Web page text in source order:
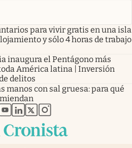
para vivir gratis en una isla
y sólo 4 horas de trabajo
inaugura el Pentágono más
América latina | Inversión
delitos
manos con sal gruesa: para qué
en nueva pestaña
abre en nueva pestaña
abre en nueva pestaña
abre en nueva pestaña
abre en nueva pestaña